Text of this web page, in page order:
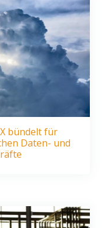
bündelt für
Daten- und